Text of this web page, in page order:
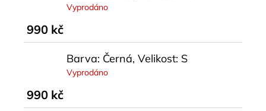
Vyprodáno
990 kč
Barva: Černá, Velikost: S
Vyprodáno
990 kč